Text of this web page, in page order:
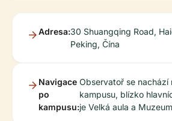
Adresa:30 Shuangqing Road,
Peking, Čína
Navigace
po
kampusu:
Observatoř se nachází
kampusu, blízko
je Velká aula a